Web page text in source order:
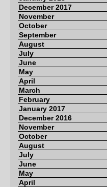
December 2017
November
October
September
August
July
June
May
April
March
February
January 2017
December 2016
November
October
August
July
June
May
April